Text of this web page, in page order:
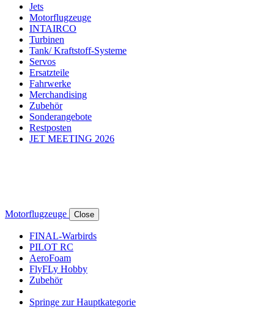
Jets
Motorflugzeuge
INTAIRCO
Turbinen
Tank/ Kraftstoff-Systeme
Servos
Ersatzteile
Fahrwerke
Merchandising
Zubehör
Sonderangebote
Restposten
JET MEETING 2026
Motorflugzeuge Close
FINAL-Warbirds
PILOT RC
AeroFoam
FlyFLy Hobby
Zubehör
Springe zur Hauptkategorie